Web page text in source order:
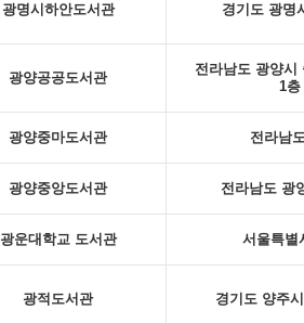
광명시하안도서관 경기도 광명
광양공공도서관
전라남도 광양시
1층
광양중마도서관 전라남
광양중앙도서관 전라남도 광
광운대학교 도서관 서울특별
광적도서관 경기도 양주